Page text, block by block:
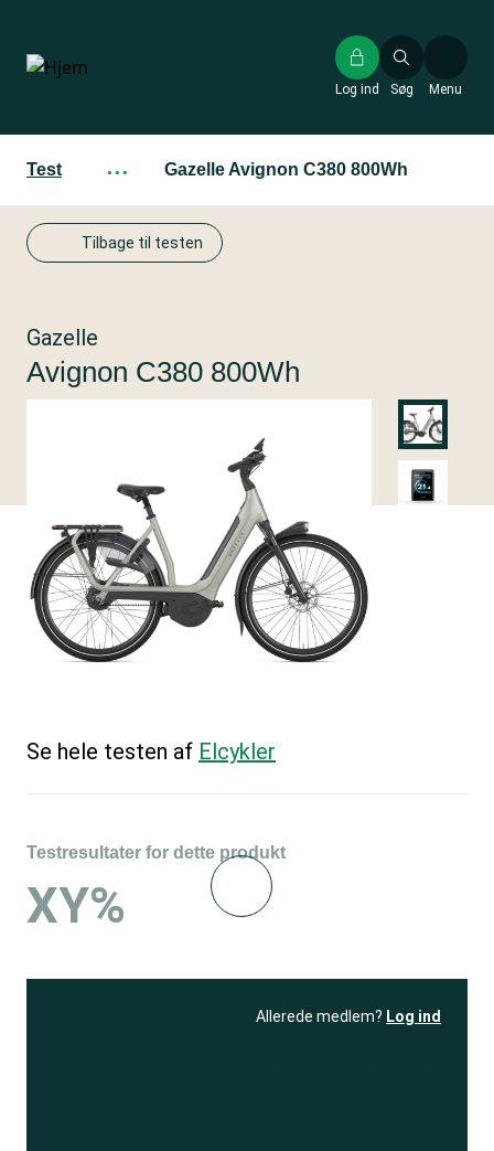
hovedindhold
Søg
Log ind Menu
Test ··· Gazelle Avignon C380 800Wh
Tilbage til testen
Gazelle
Avignon C380 800Wh
Se hele testen af Elcykler
Testresultater for dette produkt
XY%
Allerede medlem? Log ind